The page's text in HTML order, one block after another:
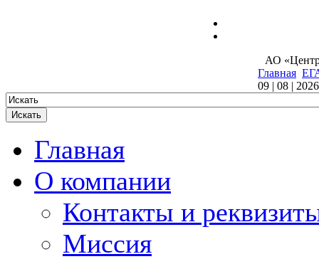
АО
Главная
09 | 08 | 2026
Главная
О компании
Контакты и
Миссия